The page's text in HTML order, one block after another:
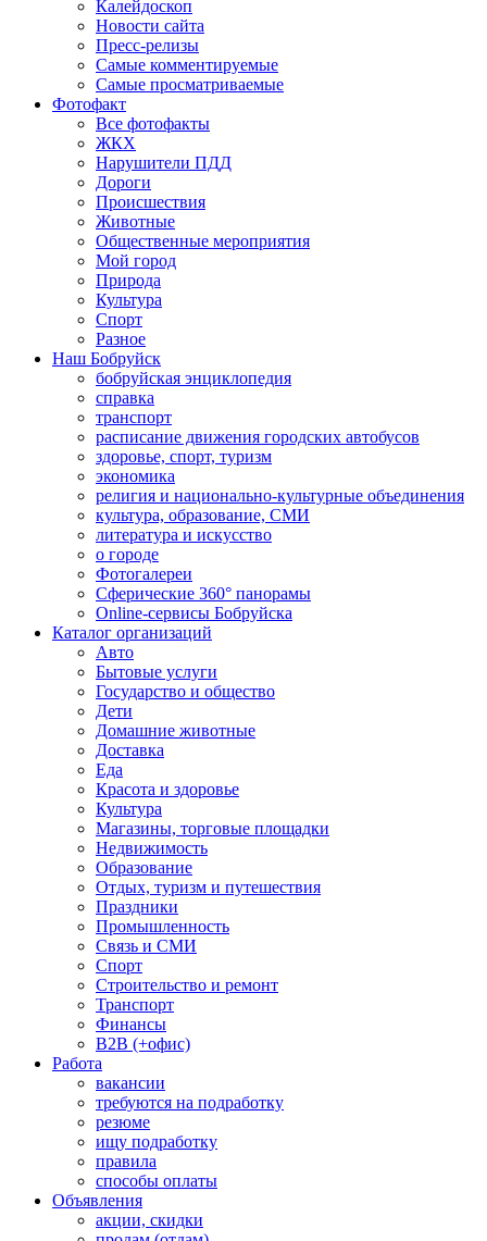
Калейдоскоп
Новости сайта
Пресс-релизы
Самые комментируемые
Самые просматриваемые
Фотофакт
Все фотофакты
ЖКХ
Нарушители ПДД
Дороги
Происшествия
Животные
Общественные мероприятия
Мой город
Природа
Культура
Спорт
Разное
Наш Бобруйск
бобруйская энциклопедия
справка
транспорт
расписание движения городских автобусов
здоровье, спорт, туризм
экономика
религия и национально-культурные объединения
культура, образование, СМИ
литература и искусство
о городе
Фотогалереи
Сферические 360° панорамы
Online-сервисы Бобруйска
Каталог организаций
Авто
Бытовые услуги
Государство и общество
Дети
Домашние животные
Доставка
Еда
Красота и здоровье
Культура
Магазины, торговые площадки
Недвижимость
Образование
Отдых, туризм и путешествия
Праздники
Промышленность
Связь и СМИ
Спорт
Строительство и ремонт
Транспорт
Финансы
B2B (+офис)
Работа
вакансии
требуются на подработку
резюме
ищу подработку
правила
способы оплаты
Объявления
акции, скидки